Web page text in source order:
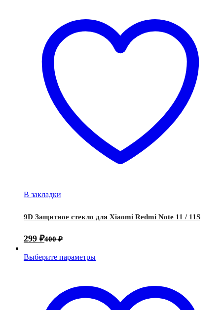
В закладки
9D Защитное стекло для Xiaomi Redmi Note 11 / 11S
299 ₽400₽
Выберите параметры